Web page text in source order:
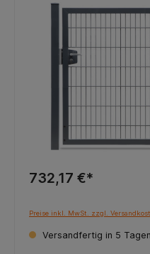
732,17 €*
Preise inkl. MwSt. zzgl.
Versandfertig in 5